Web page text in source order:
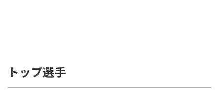
トップ選手